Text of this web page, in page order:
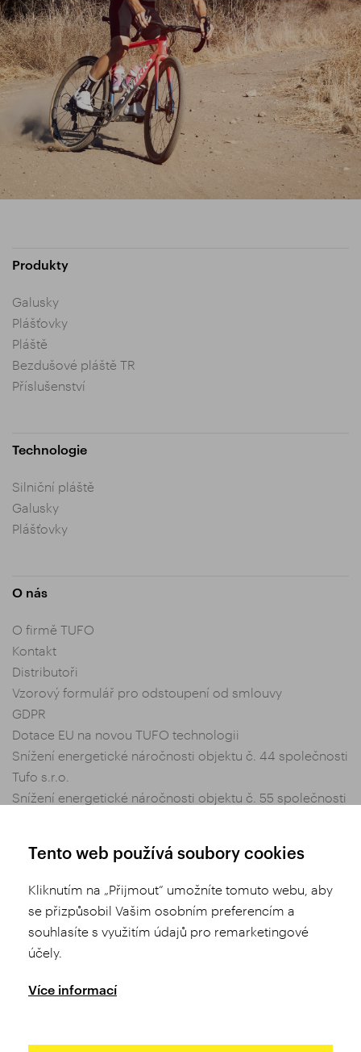
Produkty
Galusky
Plášťovky
Pláště
Bezdušové pláště TR
Příslušenství
Technologie
Silniční pláště
Galusky
Plášťovky
O nás
O firmě TUFO
Kontakt
Distributoři
Vzorový formulář pro odstoupení od smlouvy
GDPR
Dotace EU na novou TUFO technologii
Snížení energetické náročnosti objektu č. 44 společnosti
Tufo s.r.o.
Snížení energetické náročnosti objektu č. 55 společnosti
Obchodní podmínky
Tento web používá soubory cookies
Kliknutím na „Přijmout“ umožníte tomuto webu, aby
se přizpůsobil Vašim osobním preferencím a
souhlasíte s využitím údajů pro remarketingové
účely.
Více informací